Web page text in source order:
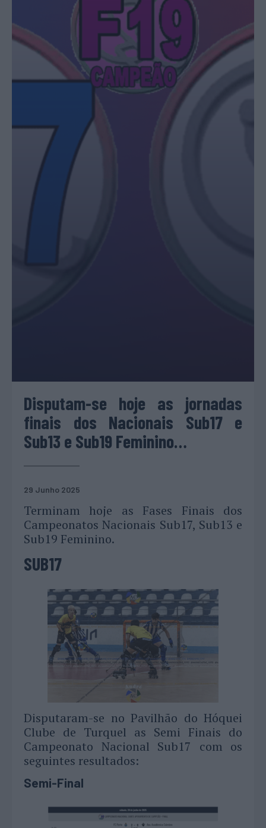
Disputam-se hoje as jornadas
finais dos Nacionais Sub17 e
Sub13 e Sub19 Feminino…
29 Junho 2025
Terminam hoje as Fases Finais dos
Campeonatos Nacionais Sub17, Sub13 e
Sub19 Feminino.
SUB17
Disputaram-se no Pavilhão do Hóquei
Clube de Turquel as Semi Finais do
Campeonato Nacional Sub17 com os
seguintes resultados:
Semi-Final